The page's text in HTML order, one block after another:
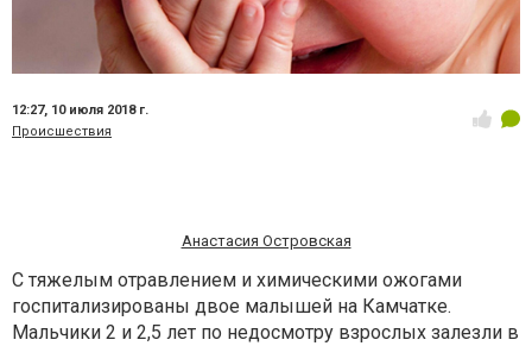
12:27, 10 июля 2018 г.
Происшествия
Анастасия Островская
С тяжелым отравлением и химическими ожогами
госпитализированы двое малышей на Камчатке.
Мальчики 2 и 2,5 лет по недосмотру взрослых залезли в